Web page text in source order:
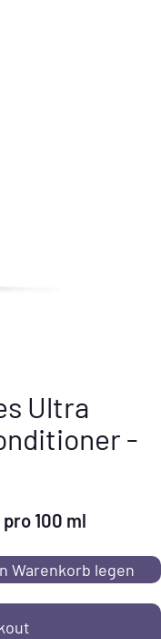
Ultra
-
100 ml
Warenkorb legen